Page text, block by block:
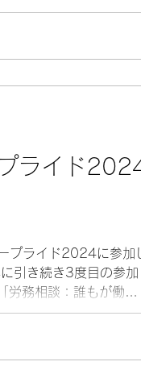
ライド
プライド2024に参加
引き続き3度目の参加
労務相談：誰もが働き
、労務相談ブースを設
さんの方にお声がけい